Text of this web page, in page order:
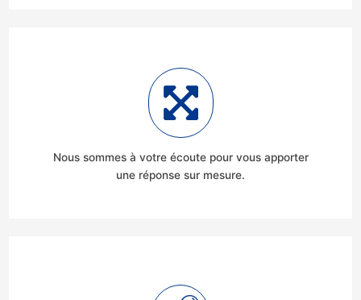
Nous sommes à votre écoute pour vous apporter
une réponse sur mesure.